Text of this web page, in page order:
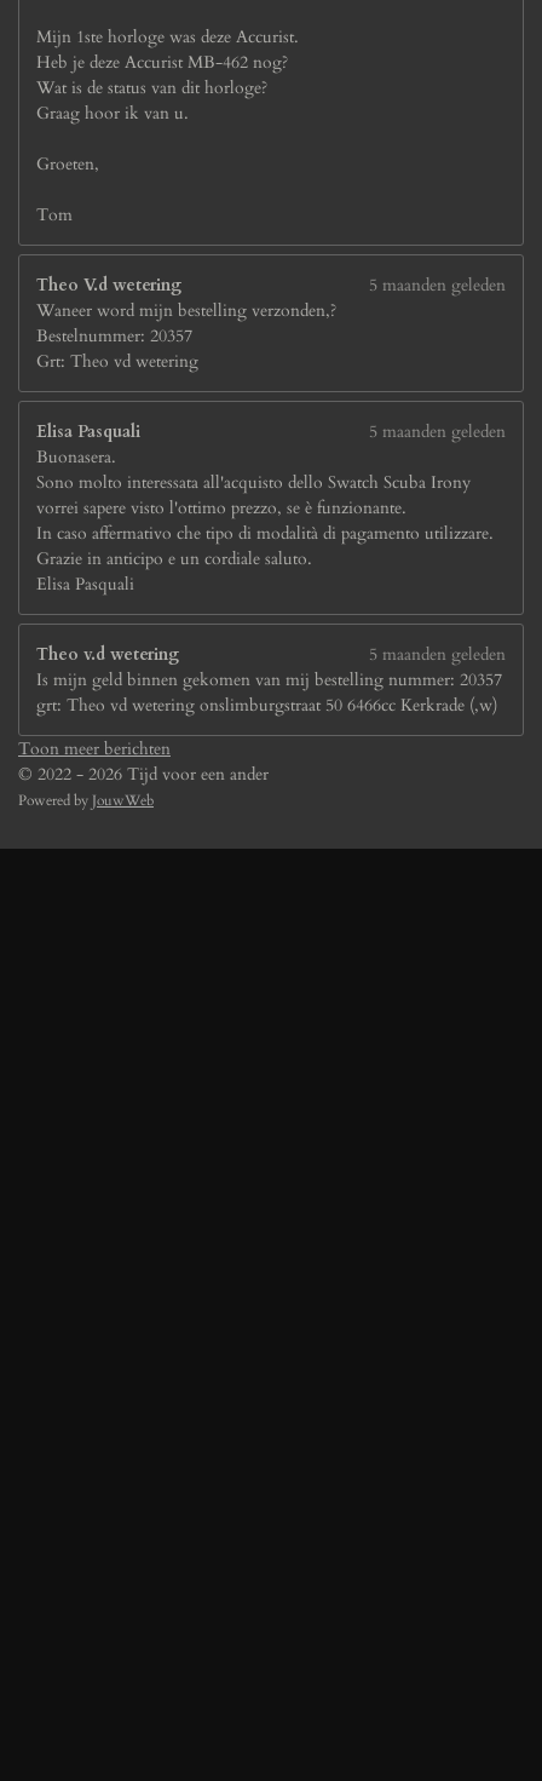
Mijn 1ste horloge was deze Accurist.
Heb je deze Accurist MB-462 nog?
Wat is de status van dit horloge?
Graag hoor ik van u.
Groeten,
Tom
Theo V.d wetering
5 maanden geleden
Waneer word mijn bestelling verzonden,?
Bestelnummer: 20357
Grt: Theo vd wetering
Elisa Pasquali
5 maanden geleden
Buonasera.
Sono molto interessata all'acquisto dello Swatch Scuba Irony
vorrei sapere visto l'ottimo prezzo, se è funzionante.
In caso affermativo che tipo di modalità di pagamento utilizzare.
Grazie in anticipo e un cordiale saluto.
Elisa Pasquali
Theo v.d wetering
5 maanden geleden
Is mijn geld binnen gekomen van mij bestelling nummer: 20357
grt: Theo vd wetering onslimburgstraat 50 6466cc Kerkrade (,w)
Toon meer berichten
© 2022 - 2026 Tijd voor een ander
Powered by JouwWeb